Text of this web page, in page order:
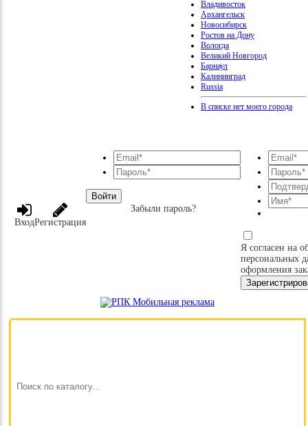
Владивосток
Архангельск
Новосибирск
Ростов на Дону
Вологда
Великий Новгород
Барнаул
Калининград
Russia
В списке нет моего города
ВходРегистрация
Войти
Забыли пароль?
Я согласен на
персональных
оформления